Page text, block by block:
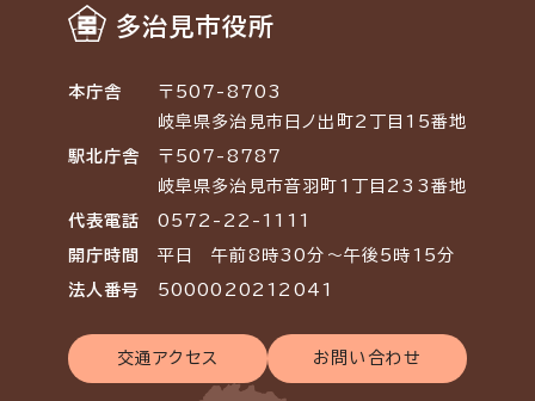
多治見市役所
本庁舎
〒507-8703
岐阜県多治見市日ノ出町2丁目15番地
駅北庁舎
〒507-8787
岐阜県多治見市音羽町1丁目233番地
代表電話 0572-22-1111
開庁時間 平日 午前8時30分～午後5時15分
法人番号 5000020212041
交通アクセス お問い合わせ